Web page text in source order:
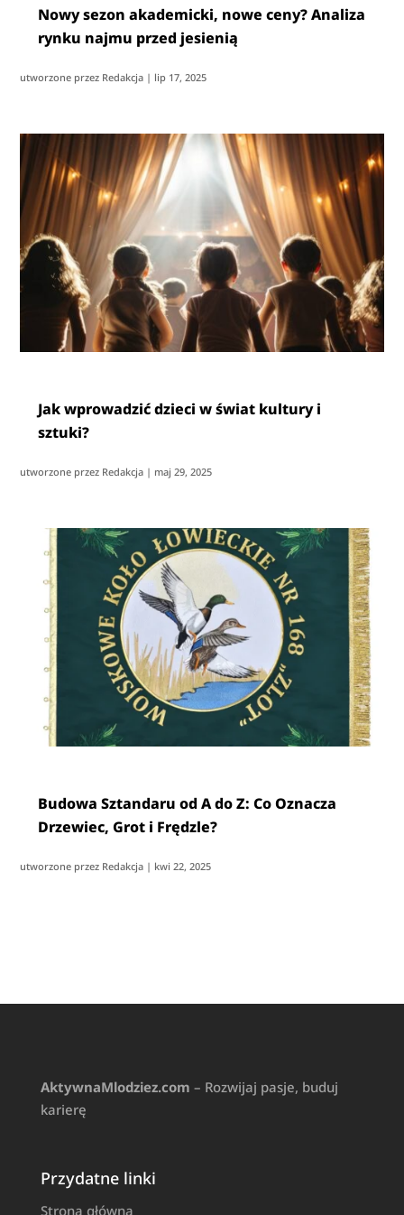
Nowy sezon akademicki, nowe ceny? Analiza
rynku najmu przed jesienią
utworzone przez Redakcja | lip 17, 2025
Jak wprowadzić dzieci w świat kultury i
sztuki?
utworzone przez Redakcja | maj 29, 2025
Budowa Sztandaru od A do Z: Co Oznacza
Drzewiec, Grot i Frędzle?
utworzone przez Redakcja | kwi 22, 2025
AktywnaMlodziez.com – Rozwijaj pasje, buduj
karierę
Przydatne linki
Strona główna